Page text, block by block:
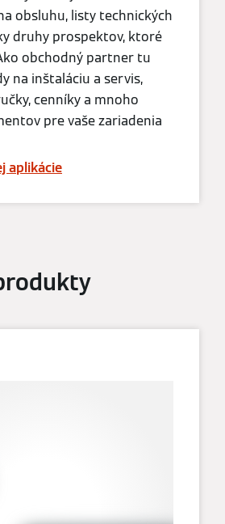
obsluhu, listy technických
druhy prospektov, ktoré
obchodný partner tu
na inštaláciu a servis,
cenníky a mnoho
pre vaše zariadenia
aplikácie